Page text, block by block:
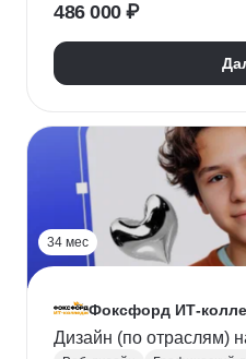
Java
Поступить в колледж
Научиться программировать
486 000 ₽
34 мес
Фоксфорд ИТ-
Дизайн (по отраслям)